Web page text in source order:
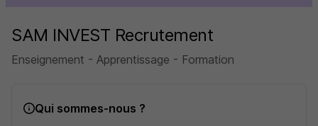
SAM INVEST Recrutement
Enseignement - Apprentissage - Formation
Qui sommes-nous ?